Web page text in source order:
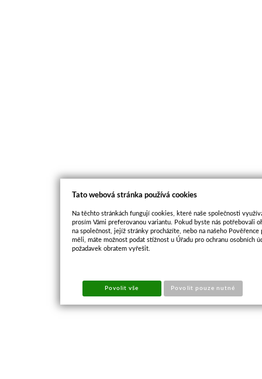
Tato webová stránka používá cookies
Na těchto stránkách fungují cookies, které naše společnosti
prosím Vámi preferovanou variantu. Pokud byste nás potřebovali
na společnost, jejíž stránky procházíte, nebo na našeho
měli, máte možnost podat stížnost u Úřadu pro ochranu osobních
požadavek obratem vyřešit.
Povolit vše Povolit pouze nutné